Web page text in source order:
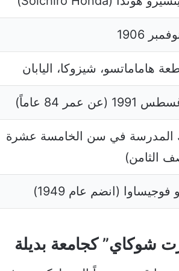
هاماماتسو، شيزوكا، اليابان
المدرسة في سن الخامسة عشرة
الثامن)
فوجيساوا (انضم عام 1949)
شوكاي” كجامعة بديلة